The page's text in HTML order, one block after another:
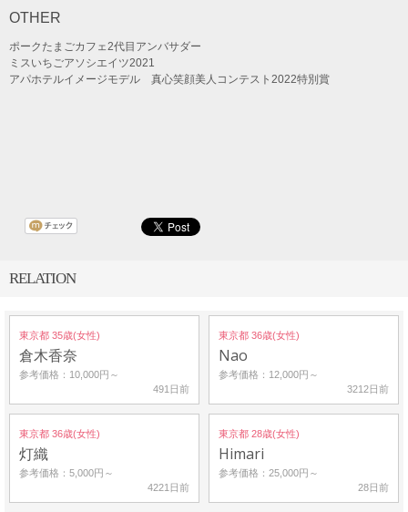
OTHER
ポークたまごカフェ2代目アンバサダー
ミスいちごアソシエイツ2021
アパホテルイメージモデル 真心笑顔美人コンテスト2022特別賞
RELATION
東京都 35歳(女性)
倉木香奈
参考価格：10,000円～
491日前
東京都 36歳(女性)
Nao
参考価格：12,000円～
3212日前
東京都 36歳(女性)
灯織
参考価格：5,000円～
4221日前
東京都 28歳(女性)
Himari
参考価格：25,000円～
28日前